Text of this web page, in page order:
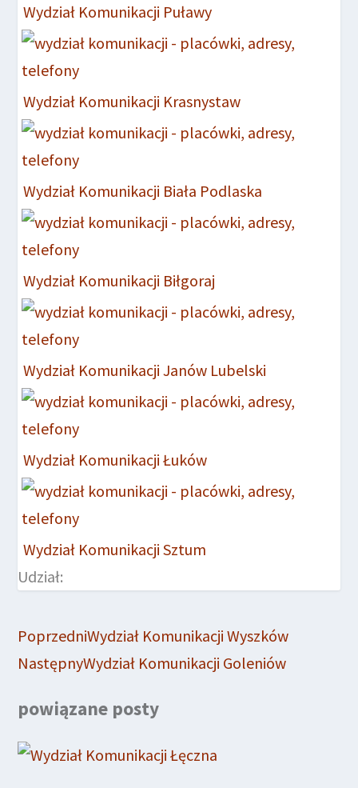
Wydział Komunikacji Puławy
Wydział Komunikacji Krasnystaw
Wydział Komunikacji Biała Podlaska
Wydział Komunikacji Biłgoraj
Wydział Komunikacji Janów Lubelski
Wydział Komunikacji Łuków
Wydział Komunikacji Sztum
Udział:
PoprzedniWydział Komunikacji Wyszków
NastępnyWydział Komunikacji Goleniów
powiązane posty